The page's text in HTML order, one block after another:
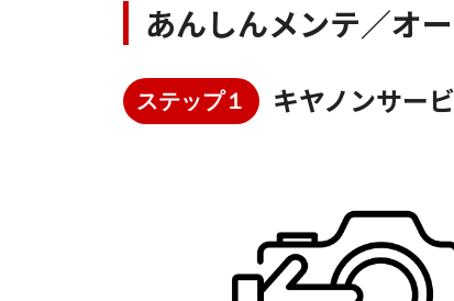
あんしんメンテ／オ
ステップ１ キヤノンサー